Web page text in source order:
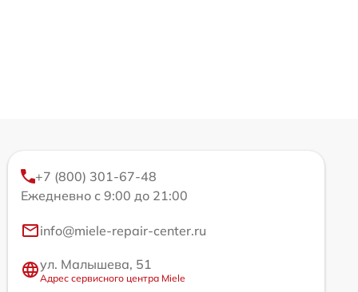
+7 (800) 301-67-48
Ежедневно с 9:00 до 21:00
info@miele-repair-center.ru
ул. Малышева, 51
Адрес сервисного центра Miele